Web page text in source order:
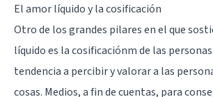
El amor líquido y la cosificación
Otro de los grandes pilares en el que
líquido es la cosificaciónm de las
tendencia a percibir y valorar a las
cosas. Medios, a fin de cuentas, para